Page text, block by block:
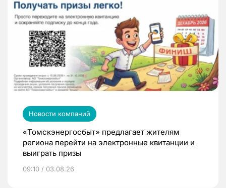
Новости компаний
«Томскэнергосбыт» предлагает жителям
региона перейти на электронные квитанции и
выиграть призы
09:10 / 03.08.26